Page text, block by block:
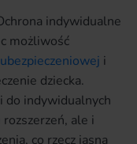
indywidualne
możliwość
i
dziecka.
do indywidualnych
ale i
co rzecz jasna